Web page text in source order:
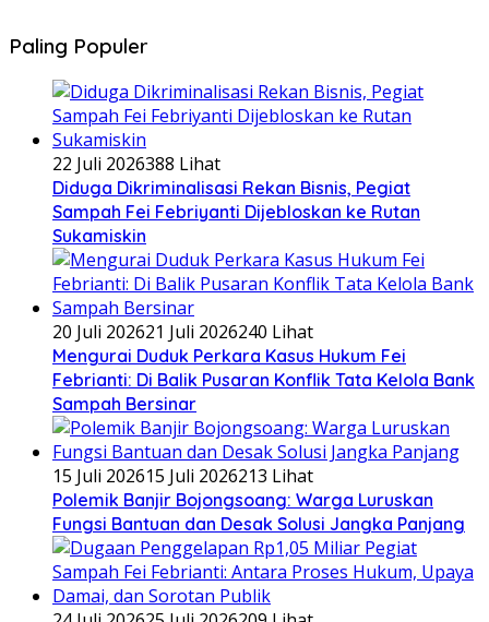
Paling Populer
22 Juli 2026388 Lihat
Diduga Dikriminalisasi Rekan Bisnis, Pegiat
Sampah Fei Febriyanti Dijebloskan ke Rutan
Sukamiskin
20 Juli 202621 Juli 2026240 Lihat
​Mengurai Duduk Perkara Kasus Hukum Fei
Febrianti: Di Balik Pusaran Konflik Tata Kelola Bank
Sampah Bersinar
15 Juli 202615 Juli 2026213 Lihat
Polemik Banjir Bojongsoang: Warga Luruskan
Fungsi Bantuan dan Desak Solusi Jangka Panjang